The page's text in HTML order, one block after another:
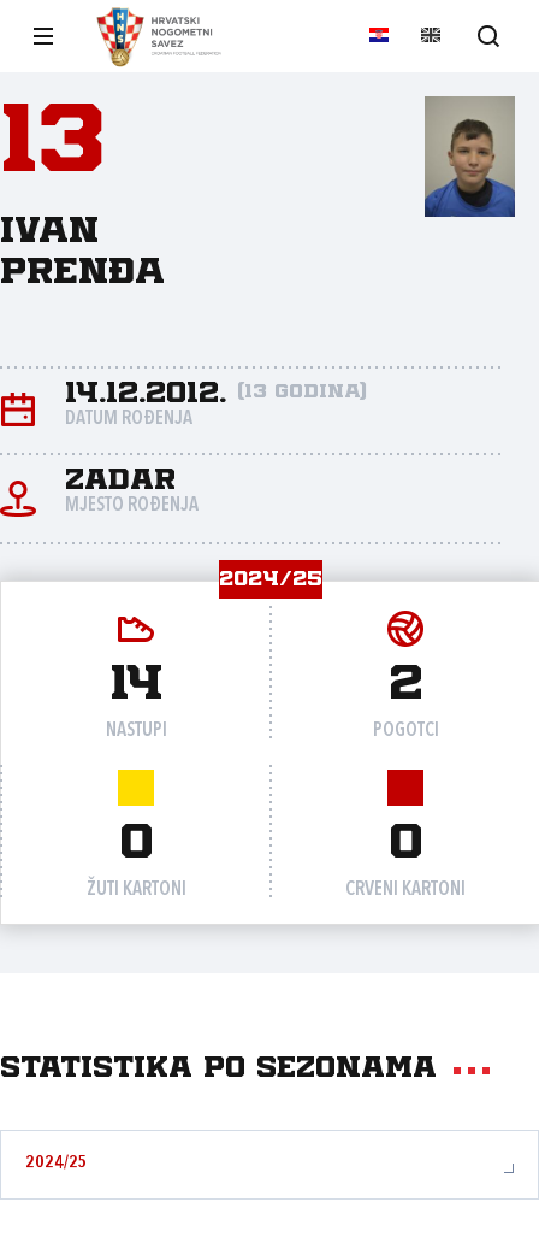
13
Ivan
Prenđa
14.12.2012. (13 godina)
DATUM ROĐENJA
Zadar
MJESTO ROĐENJA
2024/25
14
NASTUPI
2
POGOTCI
0
ŽUTI KARTONI
0
CRVENI KARTONI
Statistika po sezonama
2024/25